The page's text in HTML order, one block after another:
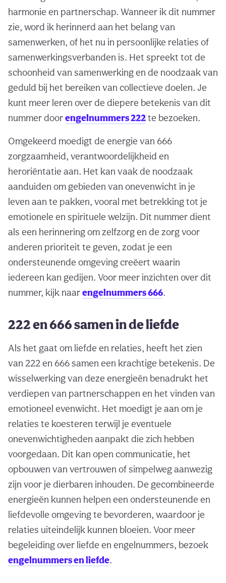
harmonie en partnerschap. Wanneer ik dit nummer
zie, word ik herinnerd aan het belang van
samenwerken, of het nu in persoonlijke relaties of
samenwerkingsverbanden is. Het spreekt tot de
schoonheid van samenwerking en de noodzaak van
geduld bij het bereiken van collectieve doelen. Je
kunt meer leren over de diepere betekenis van dit
nummer doorengelnummers 222te bezoeken.
Omgekeerd moedigt de energie van 666
zorgzaamheid, verantwoordelijkheid en
heroriëntatie aan. Het kan vaak de noodzaak
aanduiden om gebieden van onevenwicht in je
leven aan te pakken, vooral met betrekking tot je
emotionele en spirituele welzijn. Dit nummer dient
als een herinnering om zelfzorg en de zorg voor
anderen prioriteit te geven, zodat je een
ondersteunende omgeving creëert waarin
iedereen kan gedijen. Voor meer inzichten over dit
nummer, kijk naarengelnummers 666.
222 en 666 samen in de liefde
Als het gaat om liefde en relaties, heeft het zien
van 222 en 666 samen een krachtige betekenis. De
wisselwerking van deze energieën benadrukt het
verdiepen van partnerschappen en het vinden van
emotioneel evenwicht. Het moedigt je aan om je
relaties te koesteren terwijl je eventuele
onevenwichtigheden aanpakt die zich hebben
voorgedaan. Dit kan open communicatie, het
opbouwen van vertrouwen of simpelweg aanwezig
zijn voor je dierbaren inhouden. De gecombineerde
energieën kunnen helpen een ondersteunende en
liefdevolle omgeving te bevorderen, waardoor je
relaties uiteindelijk kunnen bloeien. Voor meer
begeleiding over liefde en engelnummers, bezoek
engelnummers en liefde.